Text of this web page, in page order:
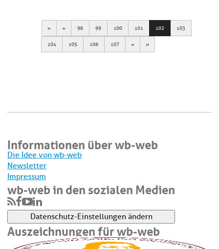
First Previous
98 99 100 101 102 103
104 105 106 107 Next Last
Informationen über wb-web
Die Idee von wb-web
Newsletter
Impressum
wb-web in den sozialen Medien
Datenschutz-Einstellungen ändern
Auszeichnungen für wb-web